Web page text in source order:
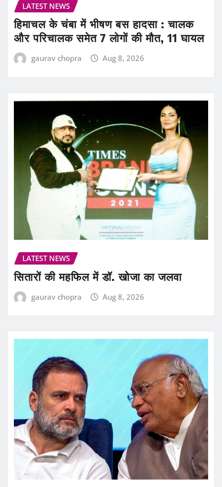
LATEST NEWS
हिमाचल के चंबा में भीषण बस हादसा : चालक
और परिचालक समेत 7 लोगों की मौत, 11 घायल
gaurav chopra Aug 8, 2026
LATEST NEWS
सितारों की महफिल में डॉ. खोजा का जलवा
gaurav chopra Aug 8, 2026